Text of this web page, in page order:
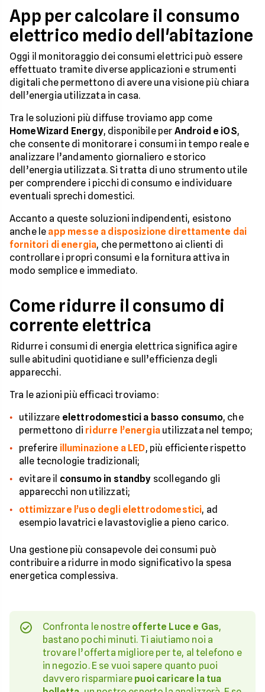
App per calcolare il consumo
elettrico medio dell'abitazione
Oggi il monitoraggio dei consumi elettrici può essere
effettuato tramite diverse applicazioni e strumenti
digitali che permettono di avere una visione più chiara
dell’energia utilizzata in casa.
Tra le soluzioni più diffuse troviamo app come
HomeWizard Energy, disponibile per Android e iOS,
che consente di monitorare i consumi in tempo reale e
analizzare l’andamento giornaliero e storico
dell’energia utilizzata. Si tratta di uno strumento utile
per comprendere i picchi di consumo e individuare
eventuali sprechi domestici.
Accanto a queste soluzioni indipendenti, esistono
anche le app messe a disposizione direttamente dai
fornitori di energia, che permettono ai clienti di
controllare i propri consumi e la fornitura attiva in
modo semplice e immediato.
Come ridurre il consumo di
corrente elettrica
Ridurre i consumi di energia elettrica significa agire
sulle abitudini quotidiane e sull’efficienza degli
apparecchi.
Tra le azioni più efficaci troviamo:
utilizzare elettrodomestici a basso consumo, che
permettono di ridurre l’energiautilizzata nel tempo;
preferire illuminazione a LED, più efficiente rispetto
alle tecnologie tradizionali;
evitare il consumo in standby scollegando gli
apparecchi non utilizzati;
ottimizzare l’uso degli elettrodomestici, ad
esempio lavatrici e lavastoviglie a pieno carico.
Una gestione più consapevole dei consumi può
contribuire a ridurre in modo significativo la spesa
energetica complessiva.
Confronta le nostre offerte Luce e Gas,
bastano pochi minuti. Ti aiutiamo noi a
trovare l’offerta migliore per te, al telefono e
in negozio. E se vuoi sapere quanto puoi
davvero risparmiare puoi caricare la tua